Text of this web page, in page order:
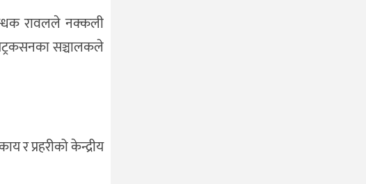
रावलले नक्कली
सञ्चालकले
र प्रहरीको केन्द्रीय